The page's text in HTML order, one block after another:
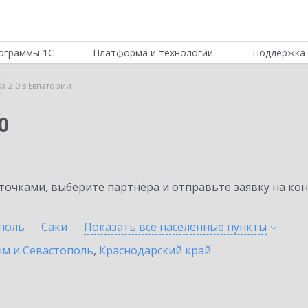
1С Платформа и технологии Поддержка
2.0 в Евпатории
выберите партнёра и отправьте заявку на
Саки Показать все населенные пункты
и Севастополь, Краснодарский край